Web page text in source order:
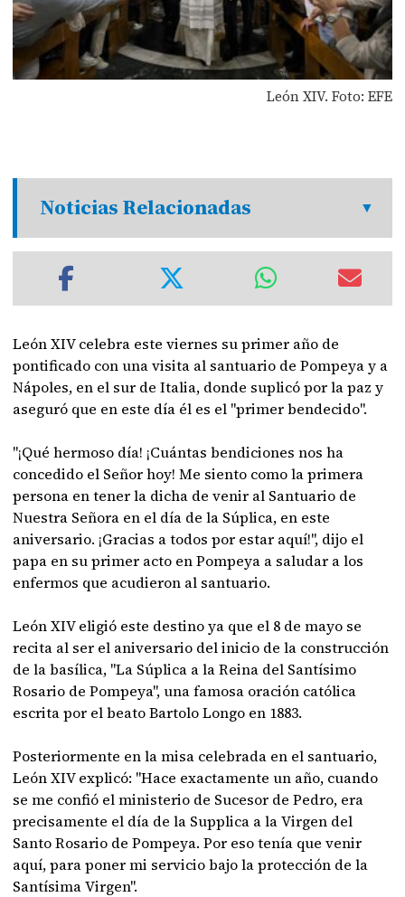
León XIV. Foto: EFE
Noticias Relacionadas
León XIV celebra este viernes su primer año de
pontificado con una visita al santuario de Pompeya y a
Nápoles, en el sur de Italia, donde suplicó por la paz y
aseguró que en este día él es el "primer bendecido".
"¡Qué hermoso día! ¡Cuántas bendiciones nos ha
concedido el Señor hoy! Me siento como la primera
persona en tener la dicha de venir al Santuario de
Nuestra Señora en el día de la Súplica, en este
aniversario. ¡Gracias a todos por estar aquí!", dijo el
papa en su primer acto en Pompeya a saludar a los
enfermos que acudieron al santuario.
León XIV eligió este destino ya que el 8 de mayo se
recita al ser el aniversario del inicio de la construcción
de la basílica, "La Súplica a la Reina del Santísimo
Rosario de Pompeya", una famosa oración católica
escrita por el beato Bartolo Longo en 1883.
Posteriormente en la misa celebrada en el santuario,
León XIV explicó: "Hace exactamente un año, cuando
se me confió el ministerio de Sucesor de Pedro, era
precisamente el día de la Supplica a la Virgen del
Santo Rosario de Pompeya. Por eso tenía que venir
aquí, para poner mi servicio bajo la protección de la
Santísima Virgen".